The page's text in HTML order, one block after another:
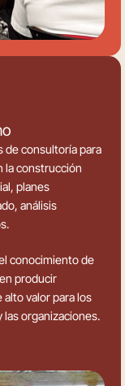
de consultoría para
la construcción
planes
análisis
conocimiento de
producir
valor para los
organizaciones.